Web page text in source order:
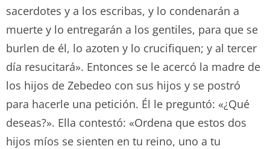
sacerdotes y a los escribas, y lo condenarán a
muerte y lo entregarán a los gentiles, para que se
burlen de él, lo azoten y lo crucifiquen; y al tercer
día resucitará». Entonces se le acercó la madre de
los hijos de Zebedeo con sus hijos y se postró
para hacerle una petición. Él le preguntó: «¿Qué
deseas?». Ella contestó: «Ordena que estos dos
hijos míos se sienten en tu reino, uno a tu